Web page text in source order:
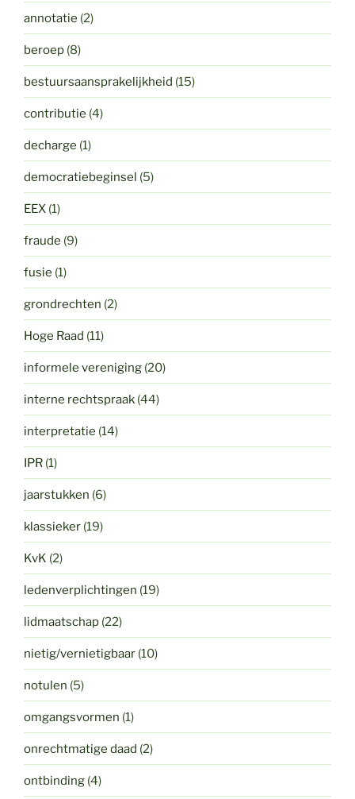
annotatie (2)
beroep (8)
bestuursaansprakelijkheid (15)
contributie (4)
decharge (1)
democratiebeginsel (5)
EEX (1)
fraude (9)
fusie (1)
grondrechten (2)
Hoge Raad (11)
informele vereniging (20)
interne rechtspraak (44)
interpretatie (14)
IPR (1)
jaarstukken (6)
klassieker (19)
KvK (2)
ledenverplichtingen (19)
lidmaatschap (22)
nietig/vernietigbaar (10)
notulen (5)
omgangsvormen (1)
onrechtmatige daad (2)
ontbinding (4)